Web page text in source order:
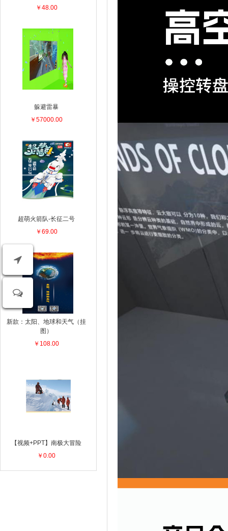
￥48.00
躲避雷暴
￥57000.00
超萌火箭队-长征二号
￥69.00
新款：太阳、地球和天气（挂
图）
￥108.00
【视频+PPT】南极大冒险
￥0.00